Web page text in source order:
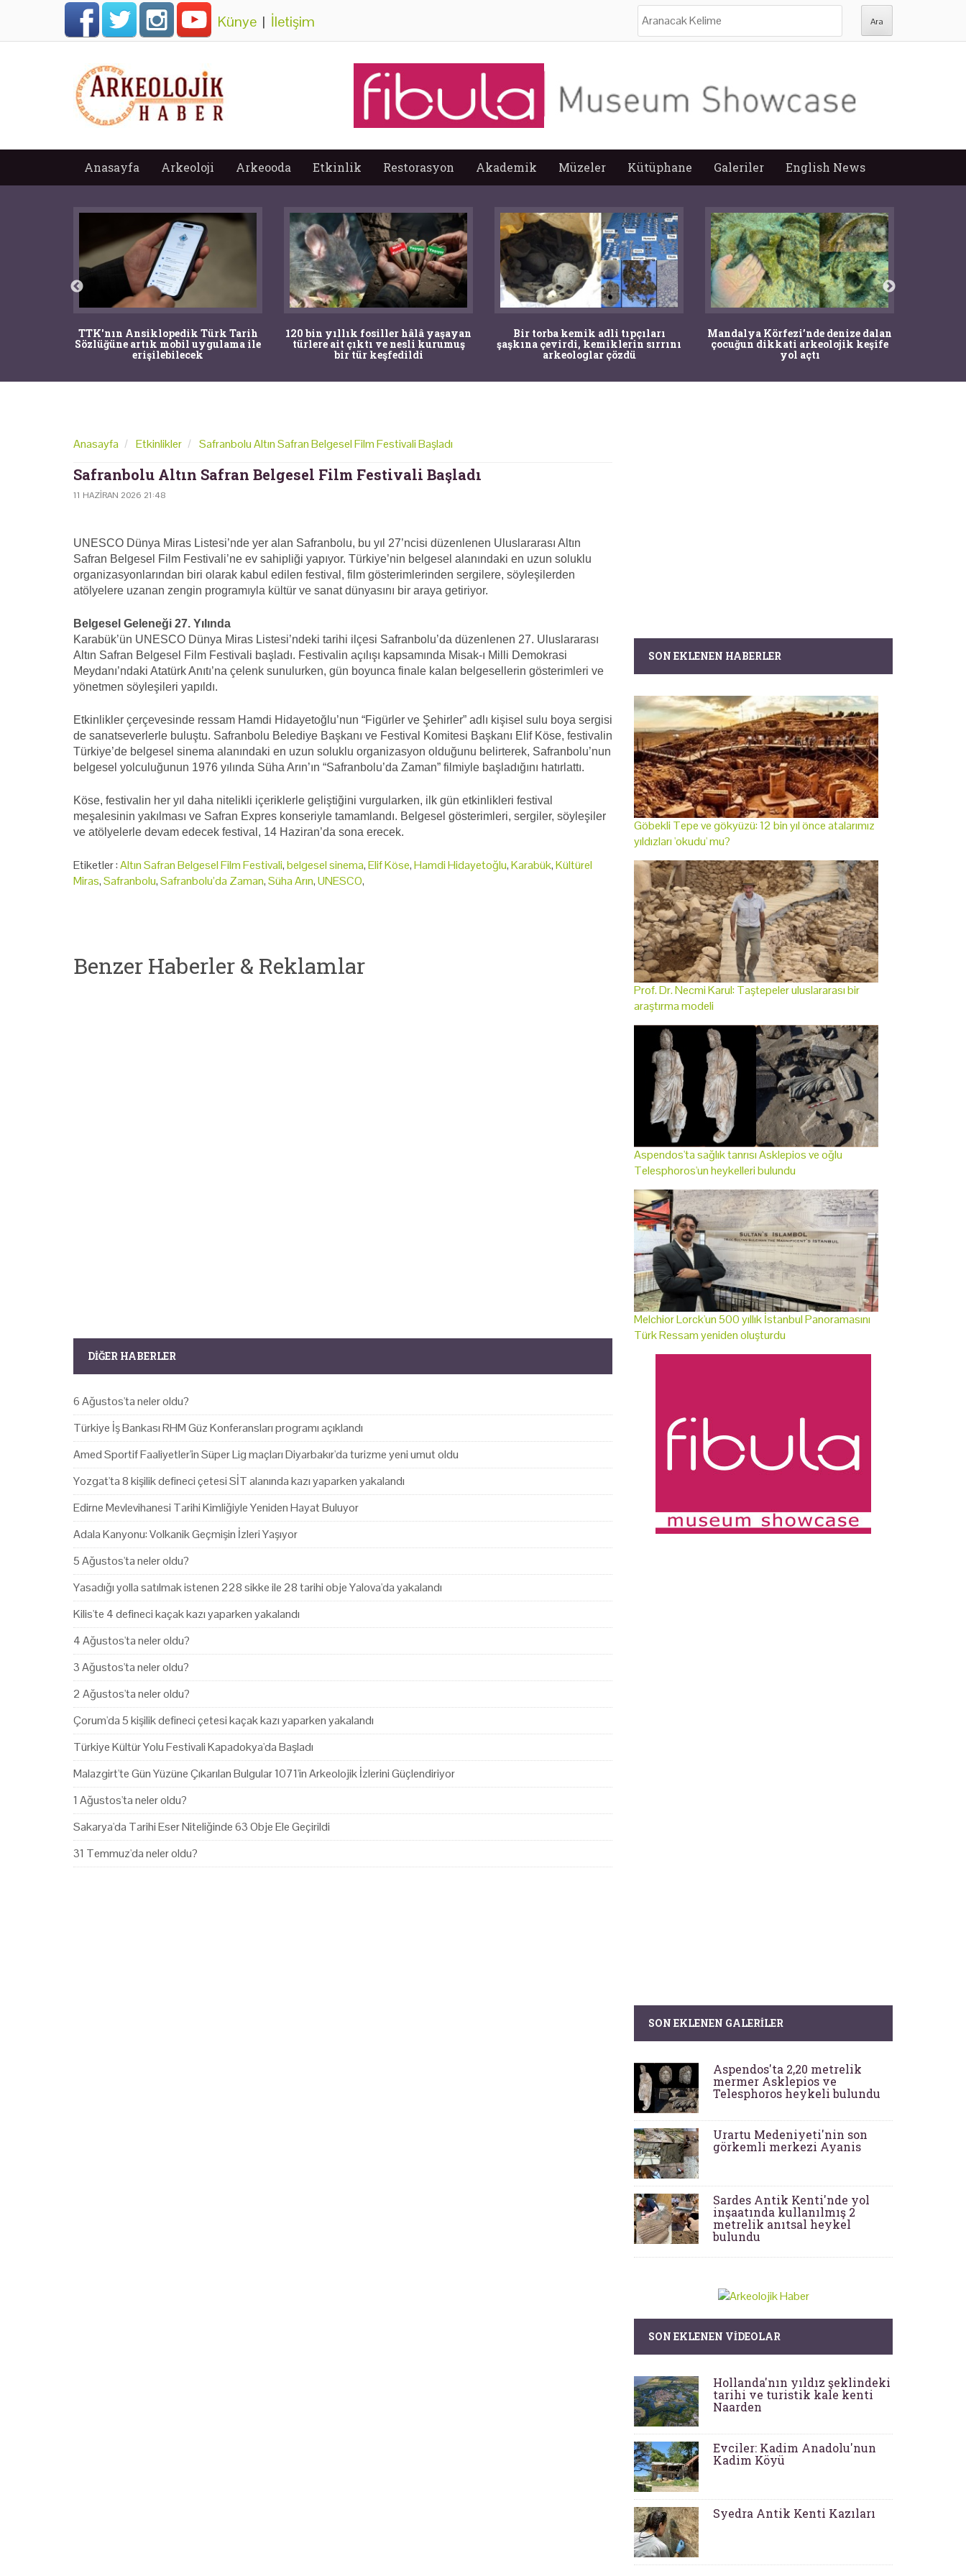
Künye | İletişim
Anasayfa Arkeoloji Arkeooda Etkinlik Restorasyon Akademik Müzeler Kütüphane Galeriler English News
TTK'nın Ansiklopedik Türk Tarih
Sözlüğüne artık mobil uygulama ile
erişilebilecek
120 bin yıllık fosiller hâlâ yaşayan
türlere ait çıktı ve nesli kurumuş
bir tür keşfedildi
Bir torba kemik adli tıpçıları
şaşkına çevirdi, kemiklerin sırrını
arkeologlar çözdü
Mandalya Körfezi’nde denize dalan
çocuğun dikkati arkeolojik keşife
yol açtı
Anasayfa Etkinlikler Safranbolu Altın Safran Belgesel Film Festivali Başladı
Safranbolu Altın Safran Belgesel Film Festivali Başladı
11 HAZIRAN 2026 21:48
UNESCO Dünya Miras Listesi’nde yer alan Safranbolu, bu yıl 27’ncisi düzenlenen Uluslararası Altın
Safran Belgesel Film Festivali’ne ev sahipliği yapıyor. Türkiye’nin belgesel alanındaki en uzun soluklu
organizasyonlarından biri olarak kabul edilen festival, film gösterimlerinden sergilere, söyleşilerden
atölyelere uzanan zengin programıyla kültür ve sanat dünyasını bir araya getiriyor.
Belgesel Geleneği 27. Yılında
Karabük’ün UNESCO Dünya Miras Listesi’ndeki tarihi ilçesi Safranbolu’da düzenlenen 27. Uluslararası
Altın Safran Belgesel Film Festivali başladı. Festivalin açılışı kapsamında Misak-ı Milli Demokrasi
Meydanı’ndaki Atatürk Anıtı’na çelenk sunulurken, gün boyunca finale kalan belgesellerin gösterimleri ve
yönetmen söyleşileri yapıldı.
Etkinlikler çerçevesinde ressam Hamdi Hidayetoğlu’nun “Figürler ve Şehirler” adlı kişisel sulu boya sergisi
de sanatseverlerle buluştu. Safranbolu Belediye Başkanı ve Festival Komitesi Başkanı Elif Köse, festivalin
Türkiye’de belgesel sinema alanındaki en uzun soluklu organizasyon olduğunu belirterek, Safranbolu’nun
belgesel yolculuğunun 1976 yılında Süha Arın’ın “Safranbolu’da Zaman” filmiyle başladığını hatırlattı.
Köse, festivalin her yıl daha nitelikli içeriklerle geliştiğini vurgularken, ilk gün etkinlikleri festival
meşalesinin yakılması ve Safran Expres konseriyle tamamlandı. Belgesel gösterimleri, sergiler, söyleşiler
ve atölyelerle devam edecek festival, 14 Haziran’da sona erecek.
Etiketler :Altın Safran Belgesel Film Festivali,belgesel sinema,Elif Köse,Hamdi Hidayetoğlu,Karabük,Kültürel
Miras,Safranbolu,Safranbolu’da Zaman,Süha Arın,UNESCO,
Benzer Haberler & Reklamlar
DIĞER HABERLER
6 Ağustos'ta neler oldu?
Türkiye İş Bankası RHM Güz Konferansları programı açıklandı
Amed Sportif Faaliyetler'in Süper Lig maçları Diyarbakır'da turizme yeni umut oldu
Yozgat'ta 8 kişilik defineci çetesi SİT alanında kazı yaparken yakalandı
Edirne Mevlevihanesi Tarihi Kimliğiyle Yeniden Hayat Buluyor
Adala Kanyonu: Volkanik Geçmişin İzleri Yaşıyor
5 Ağustos'ta neler oldu?
Yasadığı yolla satılmak istenen 228 sikke ile 28 tarihi obje Yalova'da yakalandı
Kilis'te 4 defineci kaçak kazı yaparken yakalandı
4 Ağustos'ta neler oldu?
3 Ağustos'ta neler oldu?
2 Ağustos'ta neler oldu?
Çorum'da 5 kişilik defineci çetesi kaçak kazı yaparken yakalandı
Türkiye Kültür Yolu Festivali Kapadokya'da Başladı
Malazgirt'te Gün Yüzüne Çıkarılan Bulgular 1071'in Arkeolojik İzlerini Güçlendiriyor
1 Ağustos'ta neler oldu?
Sakarya'da Tarihi Eser Niteliğinde 63 Obje Ele Geçirildi
31 Temmuz'da neler oldu?
SON EKLENEN HABERLER
Göbekli Tepe ve gökyüzü: 12 bin yıl önce atalarımız
yıldızları 'okudu' mu?
Prof. Dr. Necmi Karul: Taştepeler uluslararası bir
araştırma modeli
Aspendos'ta sağlık tanrısı Asklepios ve oğlu
Telesphoros'un heykelleri bulundu
Melchior Lorck'un 500 yıllık İstanbul Panoramasını
Türk Ressam yeniden oluşturdu
SON EKLENEN GALERILER
Aspendos'ta 2,20 metrelik
mermer Asklepios ve
Telesphoros heykeli bulundu
Urartu Medeniyeti'nin son
görkemli merkezi Ayanis
Sardes Antik Kenti'nde yol
inşaatında kullanılmış 2
metrelik anıtsal heykel
bulundu
SON EKLENEN VIDEOLAR
Hollanda'nın yıldız şeklindeki
tarihi ve turistik kale kenti
Naarden
Evciler: Kadim Anadolu'nun
Kadim Köyü
Syedra Antik Kenti Kazıları